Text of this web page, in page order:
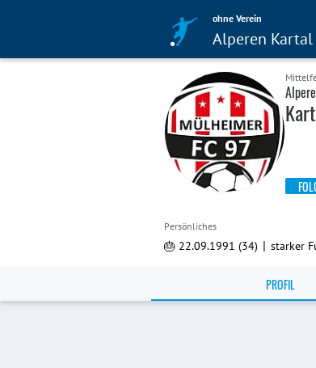
ohne Verein
Alperen Kartal
Persönliches
🎂 22.09.1991 (34) | starker
PROFIL